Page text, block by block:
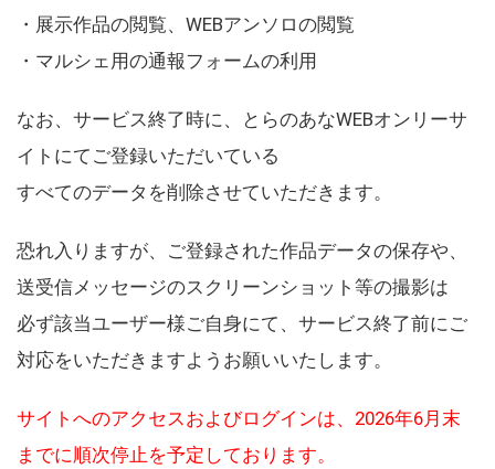
・展示作品の閲覧、WEBアンソロの閲覧
・マルシェ用の通報フォームの利用
なお、サービス終了時に、とらのあなWEBオンリーサ
イトにてご登録いただいている
すべてのデータを削除させていただきます。
恐れ入りますが、ご登録された作品データの保存や、
送受信メッセージのスクリーンショット等の撮影は
必ず該当ユーザー様ご自身にて、サービス終了前にご
対応をいただきますようお願いいたします。
サイトへのアクセスおよびログインは、2026年6月末
までに順次停止を予定しております。